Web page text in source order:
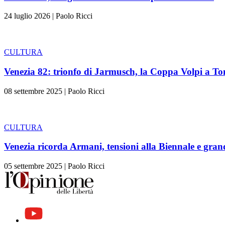
24 luglio 2026 | Paolo Ricci
CULTURA
Venezia 82: trionfo di Jarmusch, la Coppa Volpi a
08 settembre 2025 | Paolo Ricci
CULTURA
Venezia ricorda Armani, tensioni alla Biennale e
05 settembre 2025 | Paolo Ricci